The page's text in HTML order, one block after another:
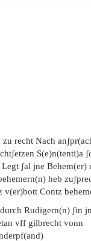
recht Nach
S(e)n(tenti)a
ʃal jne Behem(er)
heb
v(er)bott Contz
Rudigern(n) ʃin jn
vff gilbrecht vonn